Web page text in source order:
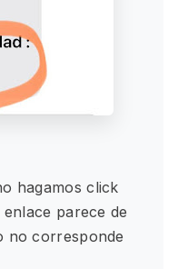
hagamos click
parece de
no corresponde